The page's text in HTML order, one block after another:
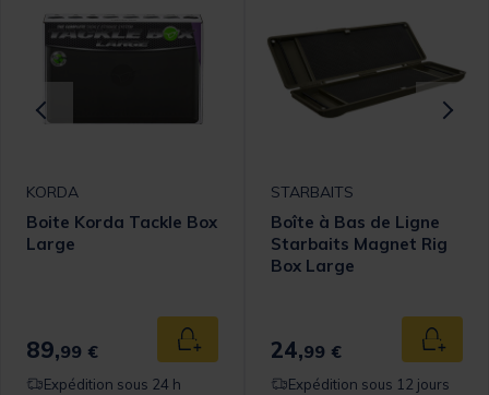
panier
KORDA
Boite Korda Tackle Box
Large
89,99 € Ajouter au panier
Expédition sous 24 h
STARBAITS
Boîte à Bas de Ligne
Starbaits Magnet Rig
Box Large
24,99 €
Expédition sous 12 jours